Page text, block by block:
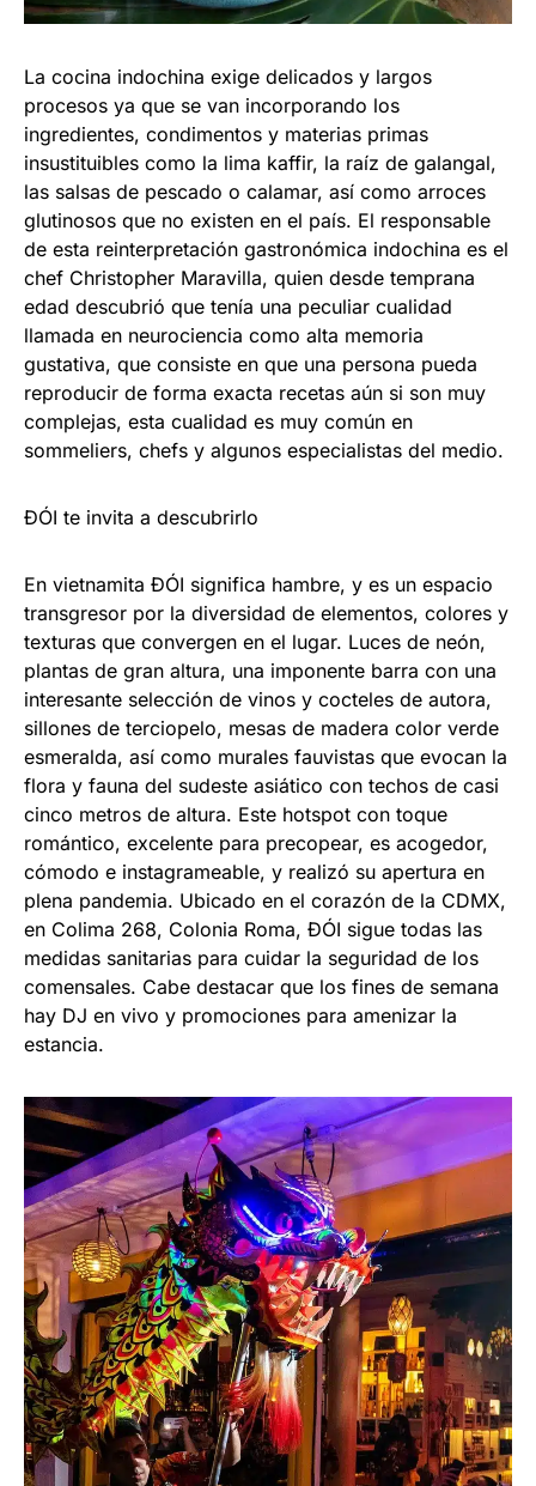
La cocina indochina exige delicados y largos
procesos ya que se van incorporando los
ingredientes, condimentos y materias primas
insustituibles como la lima kaffir, la raíz de galangal,
las salsas de pescado o calamar, así como arroces
glutinosos que no existen en el país. El responsable
de esta reinterpretación gastronómica indochina es el
chef Christopher Maravilla, quien desde temprana
edad descubrió que tenía una peculiar cualidad
llamada en neurociencia como alta memoria
gustativa, que consiste en que una persona pueda
reproducir de forma exacta recetas aún si son muy
complejas, esta cualidad es muy común en
sommeliers, chefs y algunos especialistas del medio.
ĐÓI te invita a descubrirlo
En vietnamita ĐÓI significa hambre, y es un espacio
transgresor por la diversidad de elementos, colores y
texturas que convergen en el lugar. Luces de neón,
plantas de gran altura, una imponente barra con una
interesante selección de vinos y cocteles de autora,
sillones de terciopelo, mesas de madera color verde
esmeralda, así como murales fauvistas que evocan la
flora y fauna del sudeste asiático con techos de casi
cinco metros de altura. Este hotspot con toque
romántico, excelente para precopear, es acogedor,
cómodo e instagrameable, y realizó su apertura en
plena pandemia. Ubicado en el corazón de la CDMX,
en Colima 268, Colonia Roma, ĐÓI sigue todas las
medidas sanitarias para cuidar la seguridad de los
comensales. Cabe destacar que los fines de semana
hay DJ en vivo y promociones para amenizar la
estancia.